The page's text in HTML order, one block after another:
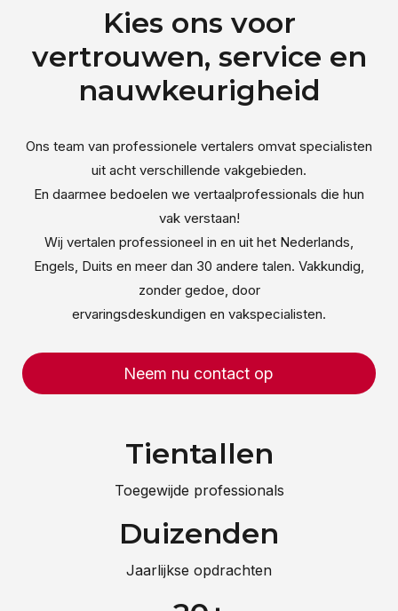
Kies ons voor
vertrouwen, service en
nauwkeurigheid
Ons team van professionele vertalers omvat specialisten
uit acht verschillende vakgebieden.
En daarmee bedoelen we vertaalprofessionals die hun
vak verstaan!
Wij vertalen professioneel in en uit het Nederlands,
Engels, Duits en meer dan 30 andere talen. Vakkundig,
zonder gedoe, door
ervaringsdeskundigen en vakspecialisten.
Neem nu contact op
Tientallen
Toegewijde professionals
Duizenden
Jaarlijkse opdrachten